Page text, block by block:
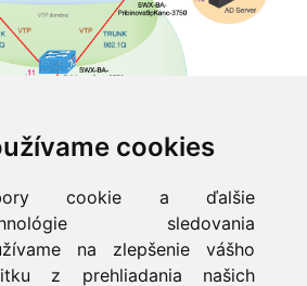
cookies
cookie a ďalšie
sledovania
na zlepšenie vášho
z prehliadania našich